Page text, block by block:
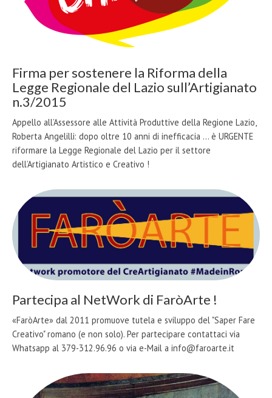
Firma per sostenere la Riforma della
Legge Regionale del Lazio sull’Artigianato
n.3/2015
Appello all’Assessore alle Attività Produttive della Regione Lazio,
Roberta Angelilli: dopo oltre 10 anni di inefficacia ... è URGENTE
riformare la Legge Regionale del Lazio per il settore
dell’Artigianato Artistico e Creativo !
Partecipa al NetWork di FaròArte !
«FaròArte» dal 2011 promuove tutela e sviluppo del "Saper Fare
Creativo" romano (e non solo). Per partecipare contattaci via
Whatsapp al 379-312.96.96 o via e-Mail a info@faroarte.it